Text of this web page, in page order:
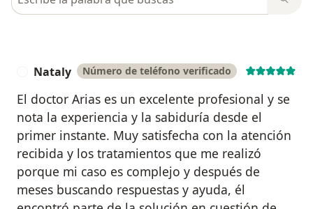
Nataly Número de teléfono verificado
El doctor Arias es un excelente profesional y se
nota la experiencia y la sabiduría desde el
primer instante. Muy satisfecha con la atención
recibida y los tratamientos que me realizó
porque mi caso es complejo y después de
meses buscando respuestas y ayuda, él